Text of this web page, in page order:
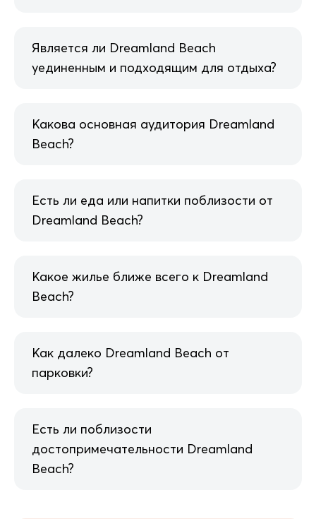
Является ли Dreamland Beach
уединенным и подходящим для отдыха?
Какова основная аудитория Dreamland
Beach?
Есть ли еда или напитки поблизости от
Dreamland Beach?
Какое жилье ближе всего к Dreamland
Beach?
Как далеко Dreamland Beach от
парковки?
Есть ли поблизости
достопримечательности Dreamland
Beach?